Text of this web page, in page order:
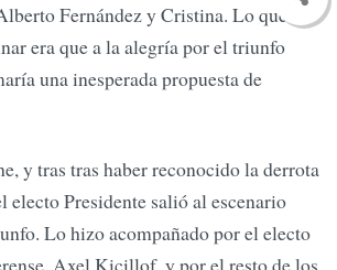
Fernández y Cristina. Lo que
era que a la alegría por el triunfo
una inesperada propuesta de
y tras tras haber reconocido la derrota
Presidente salió al escenario
Lo hizo acompañado por el electo